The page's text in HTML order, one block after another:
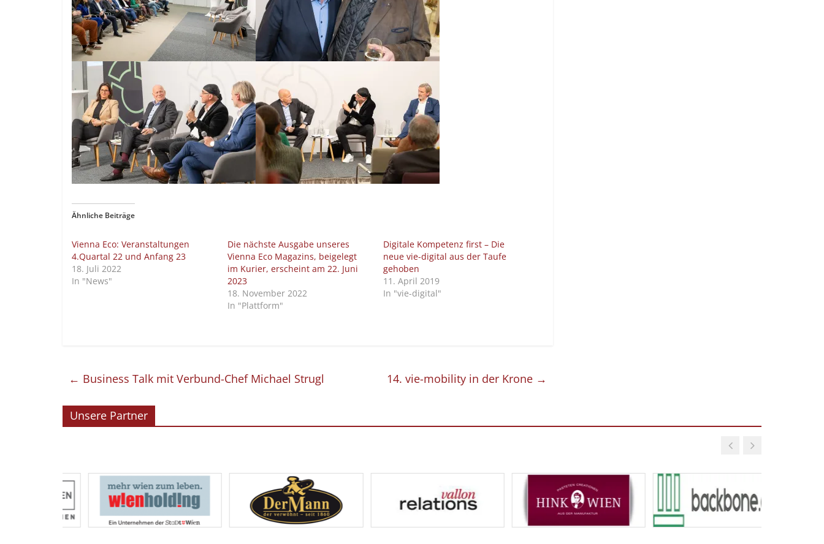
Ähnliche Beiträge
Vienna Eco: Veranstaltungen
4.Quartal 22 und Anfang 23
18. Juli 2022
In "News"
Die nächste Ausgabe unseres
Vienna Eco Magazins, beigelegt
im Kurier, erscheint am 22. Juni
2023
18. November 2022
In "Plattform"
Digitale Kompetenz first – Die
neue vie-digital aus der Taufe
gehoben
11. April 2019
In "vie-digital"
← Business Talk mit Verbund-Chef Michael Strugl 14. vie-mobility in der Krone →
Unsere Partner